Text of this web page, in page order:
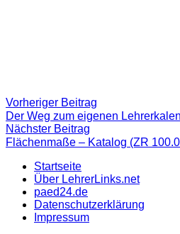
Beitragsnavigation
Vorheriger Beitrag
Beitrag:
Der Weg zum eigenen
Nächster Beitrag
Beitrag
Flächenmaße – Katalog (ZR
Startseite
Über LehrerLinks.net
paed24.de
Datenschutzerklärung
Impressum